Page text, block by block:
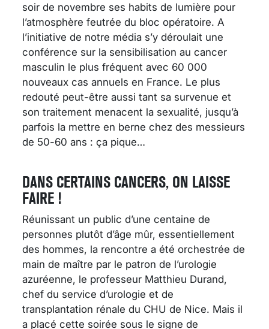
soir de novembre ses habits de lumière pour
l’atmosphère feutrée du bloc opératoire. A
l’initiative de notre média s’y déroulait une
conférence sur la sensibilisation au cancer
masculin le plus fréquent avec 60 000
nouveaux cas annuels en France. Le plus
redouté peut-être aussi tant sa survenue et
son traitement menacent la sexualité, jusqu’à
parfois la mettre en berne chez des messieurs
de 50-60 ans : ça pique…
DANS CERTAINS CANCERS, ON LAISSE
FAIRE !
Réunissant un public d’une centaine de
personnes plutôt d’âge mûr, essentiellement
des hommes, la rencontre a été orchestrée de
main de maître par le patron de l’urologie
azuréenne, le professeur Matthieu Durand,
chef du service d’urologie et de
transplantation rénale du CHU de Nice. Mais il
a placé cette soirée sous le signe de